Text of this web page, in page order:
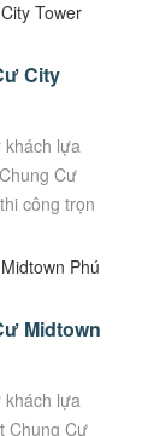
City
khách lựa
Cư
công trọn
Midtown
khách lựa
Chung Cư